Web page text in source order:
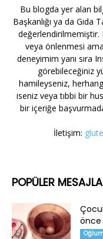
Bu blogda yer alan
Başkanlığı ya da Gıda
değerlendirilmemiştir.
veya önlenmesi
deneyimim yanı sıra
görebileceğiniz
hamileyseniz,
iseniz veya tıbbi bir
bir içeriğe
İletişim:
POPÜLER
önce